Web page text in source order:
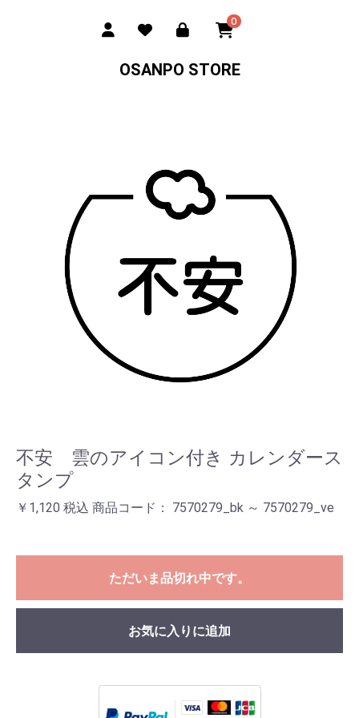
0
OSANPO STORE
不安 雲のアイコン付き カレンダース
タンプ
￥1,120 税込 商品コード： 7570279_bk ～ 7570279_ve
ただいま品切れ中です。
お気に入りに追加